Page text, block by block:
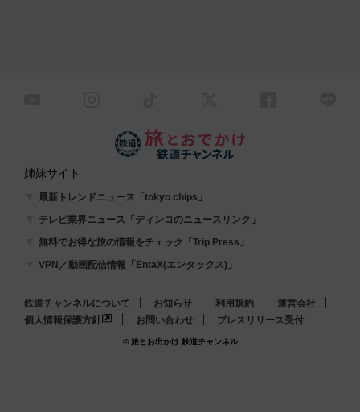
姉妹サイト
最新トレンドニュース「tokyo chips」
テレビ業界ニュース「ディンコのニュースリンク」
無料でお得な旅の情報をチェック「Trip Press」
VPN／動画配信情報「EntaX(エンタックス)」
鉄道チャンネルについて お知らせ 利用規約
運営会社
個人情報保護方針
お問い合わせ プレスリリース受付
© 旅とお出かけ 鉄道チャンネル